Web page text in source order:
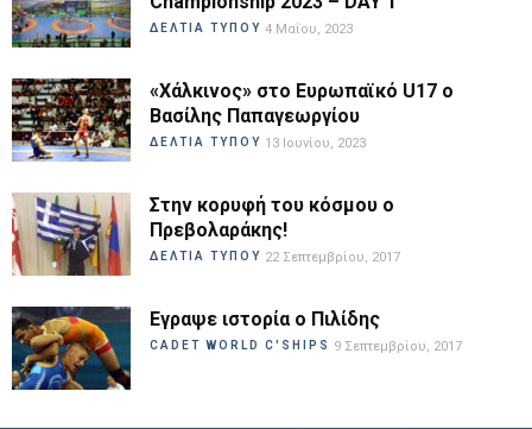
ΔΕΛΤΙΑ ΤΥΠΟΥ 4 Μαΐου, 2023
«Χάλκινος» στο Ευρωπαϊκό U17 ο
Βασίλης Παπαγεωργίου
ΔΕΛΤΙΑ ΤΥΠΟΥ 13 Ιουνίου, 2023
Στην κορυφή του κόσμου ο
Πρεβολαράκης!
ΔΕΛΤΙΑ ΤΥΠΟΥ 22 Σεπτεμβρίου, 2017
Εγραψε ιστορία ο Πιλίδης
CADET WORLD C'SHIPS 9 Σεπτεμβρίου, 2017